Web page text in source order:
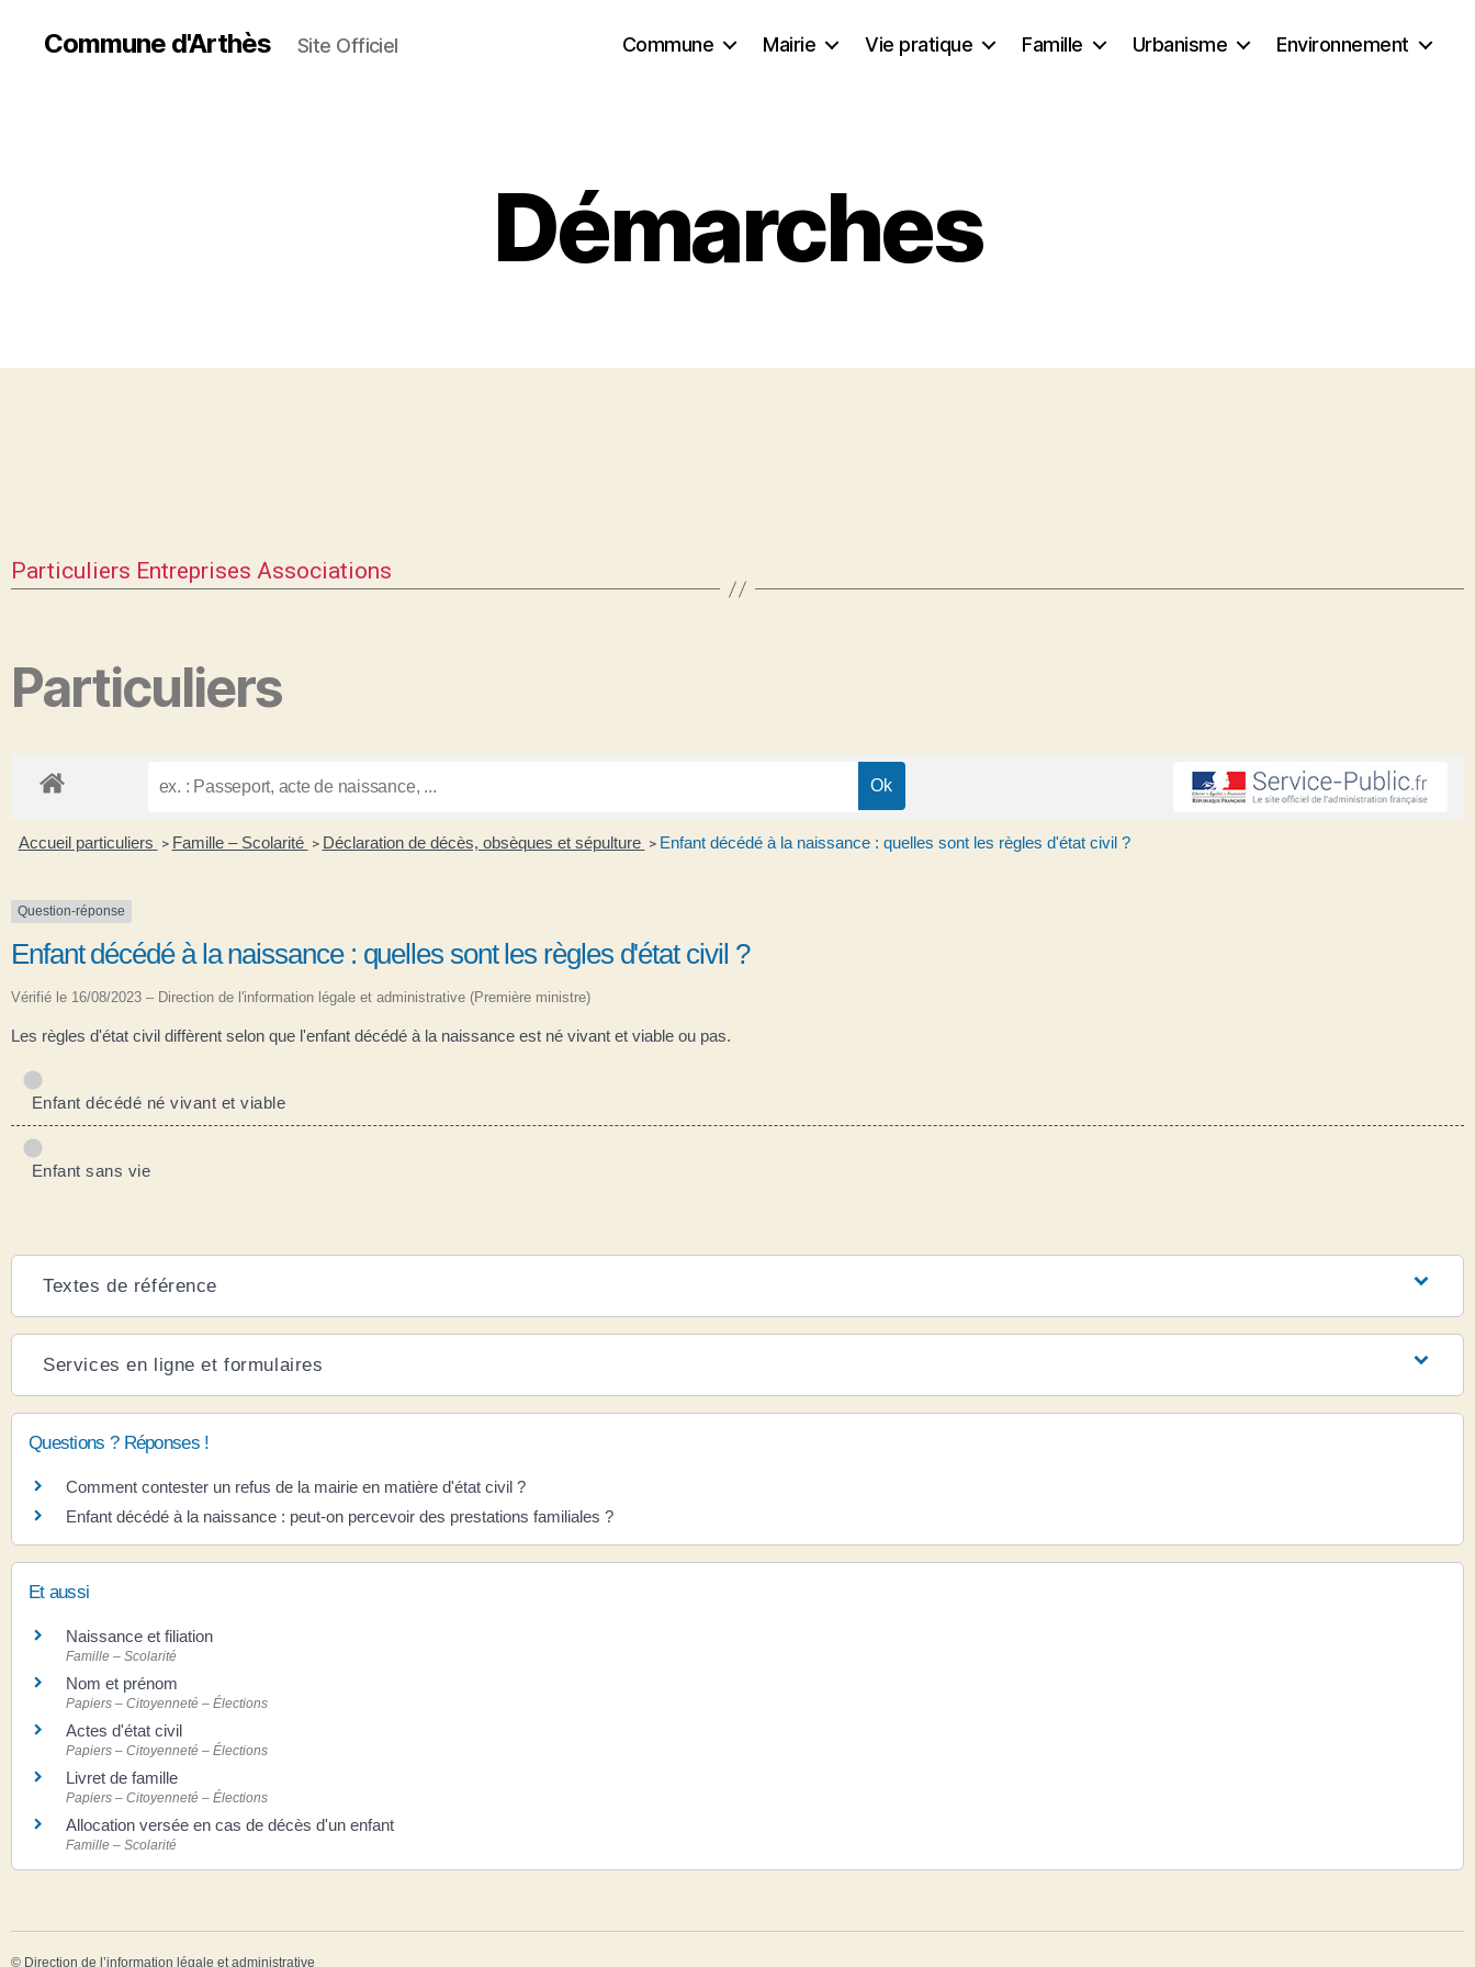
Commune d'Arthès Site Officiel Commune Mairie Vie pratique Famille Urbanisme Environnement
Démarches
Particuliers Entreprises Associations
Particuliers
Accueil particuliers > Famille – Scolarité > Déclaration de décès, obsèques et sépulture > Enfant décédé à la naissance : quelles sont les règles d'état civil ?
Question-réponse
Enfant décédé à la naissance : quelles sont les règles d'état civil ?
Vérifié le 16/08/2023 – Direction de l'information légale et administrative (Première ministre)
Les règles d'état civil diffèrent selon que l'enfant décédé à la naissance est né vivant et viable ou pas.
Enfant décédé né vivant et viable
Enfant sans vie
Textes de référence
Services en ligne et formulaires
Questions ? Réponses !
Comment contester un refus de la mairie en matière d'état civil ?
Enfant décédé à la naissance : peut-on percevoir des prestations familiales ?
Et aussi
Naissance et filiation
Famille – Scolarité
Nom et prénom
Papiers – Citoyenneté – Élections
Actes d'état civil
Papiers – Citoyenneté – Élections
Livret de famille
Papiers – Citoyenneté – Élections
Allocation versée en cas de décès d'un enfant
Famille – Scolarité
© Direction de l’information légale et administrative